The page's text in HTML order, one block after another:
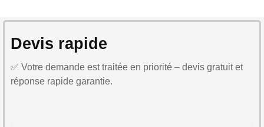
Devis rapide
✅ Votre demande est traitée en priorité – devis gratuit et
réponse rapide garantie.